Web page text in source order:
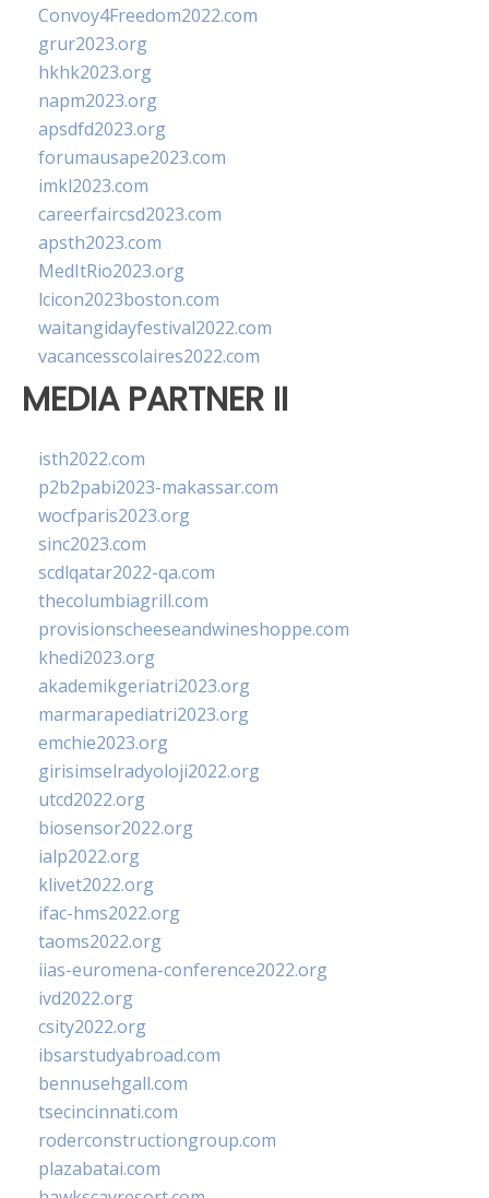
Convoy4Freedom2022.com
grur2023.org
hkhk2023.org
napm2023.org
apsdfd2023.org
forumausape2023.com
imkl2023.com
careerfaircsd2023.com
apsth2023.com
MedItRio2023.org
lcicon2023boston.com
waitangidayfestival2022.com
vacancesscolaires2022.com
MEDIA PARTNER II
isth2022.com
p2b2pabi2023-makassar.com
wocfparis2023.org
sinc2023.com
scdlqatar2022-qa.com
thecolumbiagrill.com
provisionscheeseandwineshoppe.com
khedi2023.org
akademikgeriatri2023.org
marmarapediatri2023.org
emchie2023.org
girisimselradyoloji2022.org
utcd2022.org
biosensor2022.org
ialp2022.org
klivet2022.org
ifac-hms2022.org
taoms2022.org
iias-euromena-conference2022.org
ivd2022.org
csity2022.org
ibsarstudyabroad.com
bennusehgall.com
tsecincinnati.com
roderconstructiongroup.com
plazabatai.com